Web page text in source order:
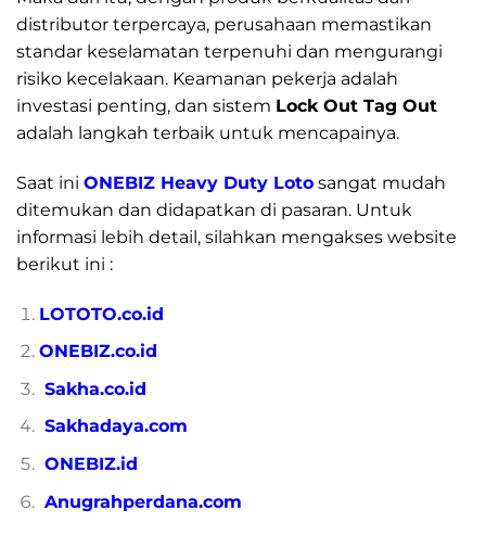
distributor terpercaya, perusahaan memastikan
standar keselamatan terpenuhi dan mengurangi
risiko kecelakaan. Keamanan pekerja adalah
investasi penting, dan sistem Lock Out Tag Out
adalah langkah terbaik untuk mencapainya.
Saat ini ONEBIZ Heavy Duty Loto sangat mudah
ditemukan dan didapatkan di pasaran. Untuk
informasi lebih detail, silahkan mengakses website
berikut ini :
LOTOTO.co.id
ONEBIZ.co.id
Sakha.co.id
Sakhadaya.com
ONEBIZ.id
Anugrahperdana.com